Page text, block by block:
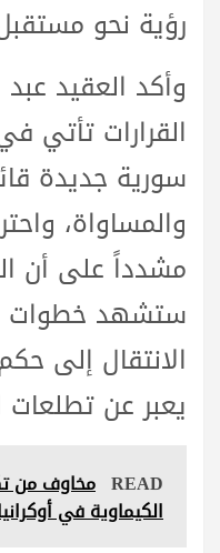
رؤية نحو
وأكد العقيد
القرارات
سورية جديدة
والمساواة،
مشدداً على أن
ستشهد خطوات
الانتقال إلى
يعبر عن
READ مخاوف من
الكيماوية في